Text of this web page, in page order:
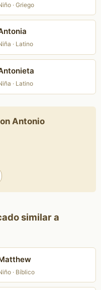
· Griego
· Latino
· Latino
Antonio
similar a
· Bíblico